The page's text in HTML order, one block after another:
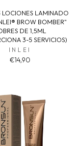
LOCIONES LAMINADO
BROW BOMBER"
DE 1,5ML
3-5 SERVICIOS)
INLEI
€14,90